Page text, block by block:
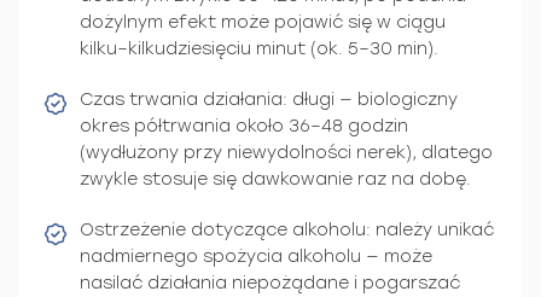
dożylnym efekt może pojawić się w ciągu
kilku–kilkudziesięciu minut (ok. 5–30 min).
Czas trwania działania: długi — biologiczny
okres półtrwania około 36–48 godzin
(wydłużony przy niewydolności nerek), dlatego
zwykle stosuje się dawkowanie raz na dobę.
Ostrzeżenie dotyczące alkoholu: należy unikać
nadmiernego spożycia alkoholu — może
nasilać działania niepożądane i pogarszać